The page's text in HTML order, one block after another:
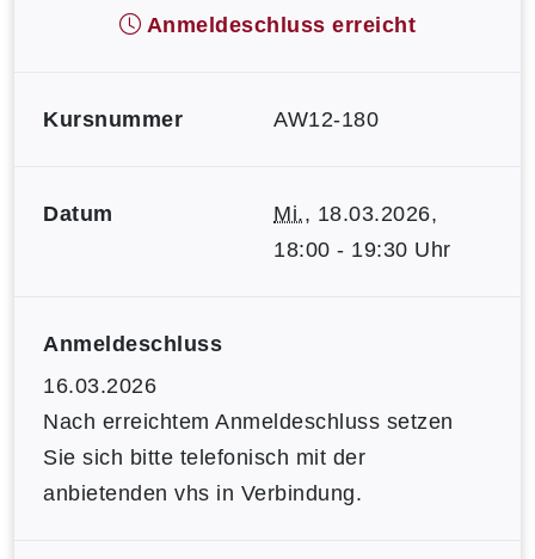
Anmeldeschluss erreicht
Kursnummer AW12-180
Datum Mi., 18.03.2026,
18:00 - 19:30 Uhr
Anmeldeschluss
16.03.2026
Nach erreichtem Anmeldeschluss setzen
Sie sich bitte telefonisch mit der
anbietenden vhs in Verbindung.